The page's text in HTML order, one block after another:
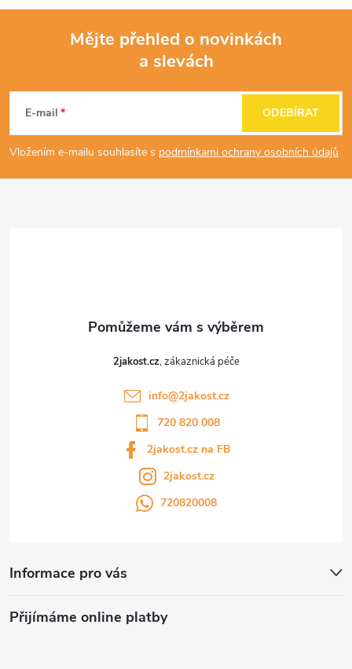
ý
u
p
a
Mějte přehled o novinkách
a slevách
E-mail
Vložením e-mailu souhlasíte s podmínkami ochrany osobních údajů
ODEBÍRAT
2jakost.cz
info@2jakost.cz
720 820 008
2jakost.cz na FB
2jakost.cz
720820008
Informace pro vás
Přijímáme online platby